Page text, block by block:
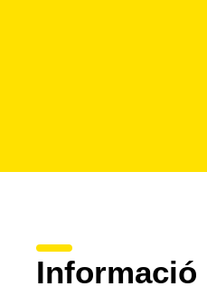
Informació